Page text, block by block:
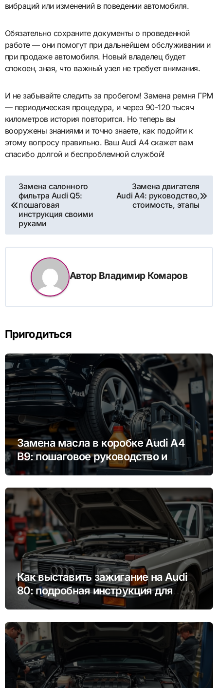
вибраций или изменений в поведении автомобиля.
Обязательно сохраните документы о проведенной
работе — они помогут при дальнейшем обслуживании и
при продаже автомобиля. Новый владелец будет
спокоен, зная, что важный узел не требует внимания.
И не забывайте следить за пробегом! Замена ремня ГРМ
— периодическая процедура, и через 90-120 тысяч
километров история повторится. Но теперь вы
вооружены знаниями и точно знаете, как подойти к
этому вопросу правильно. Ваш Audi A4 скажет вам
спасибо долгой и беспроблемной службой!
Навигация
по
записям
Замена салонного
фильтра Audi Q5:
пошаговая
инструкция своими
руками
Замена двигателя
Audi A4: руководство,
стоимость, этапы
Автор Владимир Комаров
Пригодиться
Замена масла в коробке Audi A4
B9: пошаговое руководство и
советы
Как выставить зажигание на Audi
80: подробная инструкция для
новичков